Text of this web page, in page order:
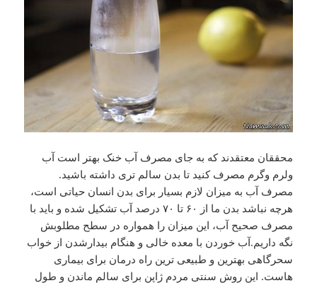
محققان معتقدند که به جای مصرف آب خنک بهتر است آب
ولرم وگرم مصرف کنید تا بدن سالم تری داشته باشید.
مصرف آب به میزان لازم بسیار برای بدن انسان حیاتی است،
هرچه نباشد بدن ما از ۶۰ تا ۷۰ درصد آب تشکیل شده و باید با
مصرف صحیح آب، این میزان را همواره در سطح مطلوبش
نگه داریم.آب خوردن با معده خالی و هنگام بیدارشدن از خواب
سحرگاهی بهترین و طبیعی ترین راه درمان برای بیماری
هاست. این روش سنتی مردم ژاپن برای سالم ماندن و طول